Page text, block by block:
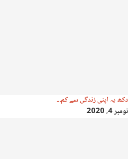
دکھ یہ اپنی زندگی سے کم...
نومبر 4, 2020